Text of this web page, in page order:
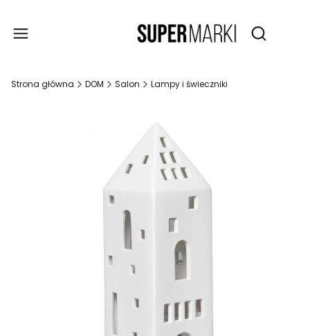
Otwórz
Strona główna DOM Salon Lampy i świeczniki